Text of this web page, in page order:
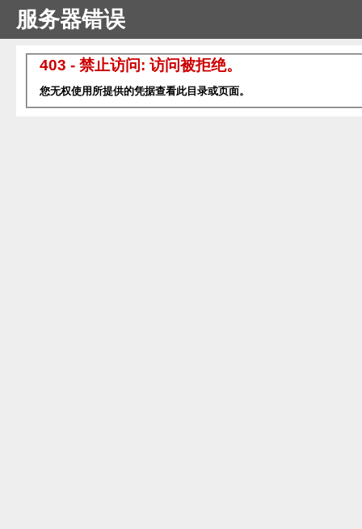
服务器错误
403 - 禁止访问: 访问被拒绝。
您无权使用所提供的凭据查看此目录或页面。